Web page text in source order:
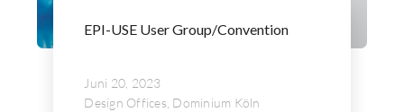
EPI-USE User Group/Convention
Juni 20, 2023
Design Offices, Dominium Köln